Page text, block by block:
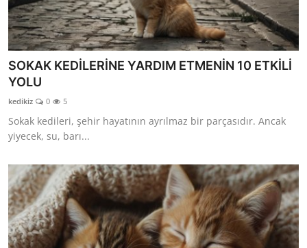
SOKAK KEDİLERİNE YARDIM ETMENİN 10 ETKİLİ
YOLU
kedikiz 0 5
Sokak kedileri, şehir hayatının ayrılmaz bir parçasıdır. Ancak
yiyecek, su, barı...